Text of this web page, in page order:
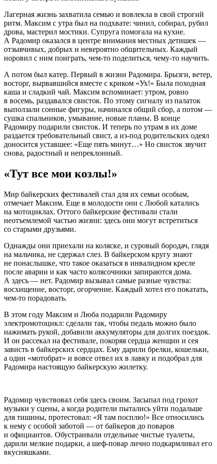
Лагерная жизнь захватила семью и вовлекла в свой строгий
ритм. Максим с утра был на подхвате: чинил, собирал, рубил
дрова, мастерил мостики. Супруга помогала на кухне.
А Радомир оказался в центре внимания местных детишек —
отзывчивых, добрых и невероятно общительных. Каждый
норовил с ним поиграть, чем-то поделиться, чему-то научить.
А потом был катер. Первый в жизни Радомира. Брызги, ветер,
восторг, вырвавшийся вместе с криком «Ух!» Была походная
каша и сладкий чай. Максим вспоминает: утром, ровно
в восемь, раздавался свисток. По этому сигналу из палаток
выползали сонные фигуры, начинался общий сбор, а потом —
сушка спальников, умывание, новые планы. В конце
Радомиру подарили свисток. И теперь по утрам в их доме
раздается требовательный свист, а из-под родительских одеял
доносится уставшее: «Еще пять минут…» Но свисток звучит
снова, радостный и непреклонный.
«Тут все мои козлы!»
Мир байкерских фестивалей стал для их семьи особым,
отмечает Максим. Еще в молодости они с Любой катались
на мотоциклах. Оттого байкерские фестивали стали
неотъемлемой частью жизни: здесь они могут встретиться
со старыми друзьями.
Однажды они приехали на коляске, и суровый бородач, глядя
на мальчика, не сдержал слез. В байкерском кругу знают
не понаслышке, что такое оказаться в инвалидном кресле
после аварии и как часто колясочники запираются дома.
А здесь — нет. Радомир вызывал самые разные чувства:
восхищение, восторг, огорчение. Каждый хотел его покатать,
чем-то порадовать.
В этом году Максим и Люба подарили Радомиру
электромотоцикл: сделали так, чтобы педаль можно было
нажимать рукой, добавили аккумуляторы для долгих поездок.
И он рассекал на фестивале, покоряя сердца женщин и сея
зависть в байкерских сердцах. Ему дарили брелки, кошельки,
а один «мотобрат» и вовсе отвел их в лавку и подобрал для
Радомира настоящую байкерскую жилетку.
Радомир чувствовал себя здесь своим. Засыпал под грохот
музыки у сцены, а когда родители пытались уйти подальше
для тишины, протестовал: «Я там посплю!» Все относились
к нему с особой заботой — от байкеров до поваров
и официантов. Обустраивали отдельные чистые туалеты,
дарили мелкие подарки, а шеф-повар лично подкармливал его
вкусняшками.